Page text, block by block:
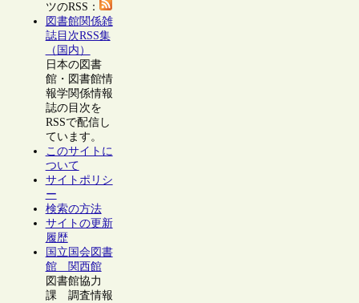
ツのRSS：
図書館関係雑
誌目次RSS集
（国内）
日本の図書
館・図書館情
報学関係情報
誌の目次を
RSSで配信し
ています。
このサイトに
ついて
サイトポリシ
ー
検索の方法
サイトの更新
履歴
国立国会図書
館 関西館
図書館協力
課 調査情報